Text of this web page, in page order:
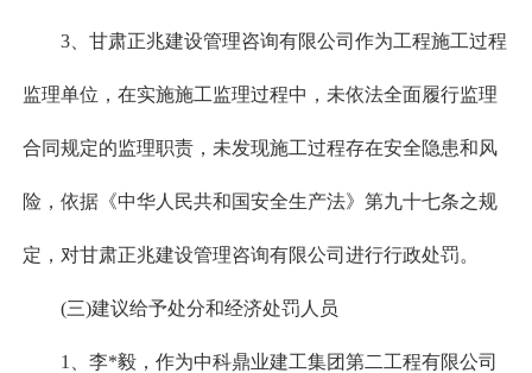
3、甘肃正兆建设管理咨询有限公司作为工程施工过程
监理单位，在实施施工监理过程中，未依法全面履行监理
合同规定的监理职责，未发现施工过程存在安全隐患和风
险，依据《中华人民共和国安全生产法》第九十七条之规
定，对甘肃正兆建设管理咨询有限公司进行行政处罚。
(三)建议给予处分和经济处罚人员
1、李*毅，作为中科鼎业建工集团第二工程有限公司